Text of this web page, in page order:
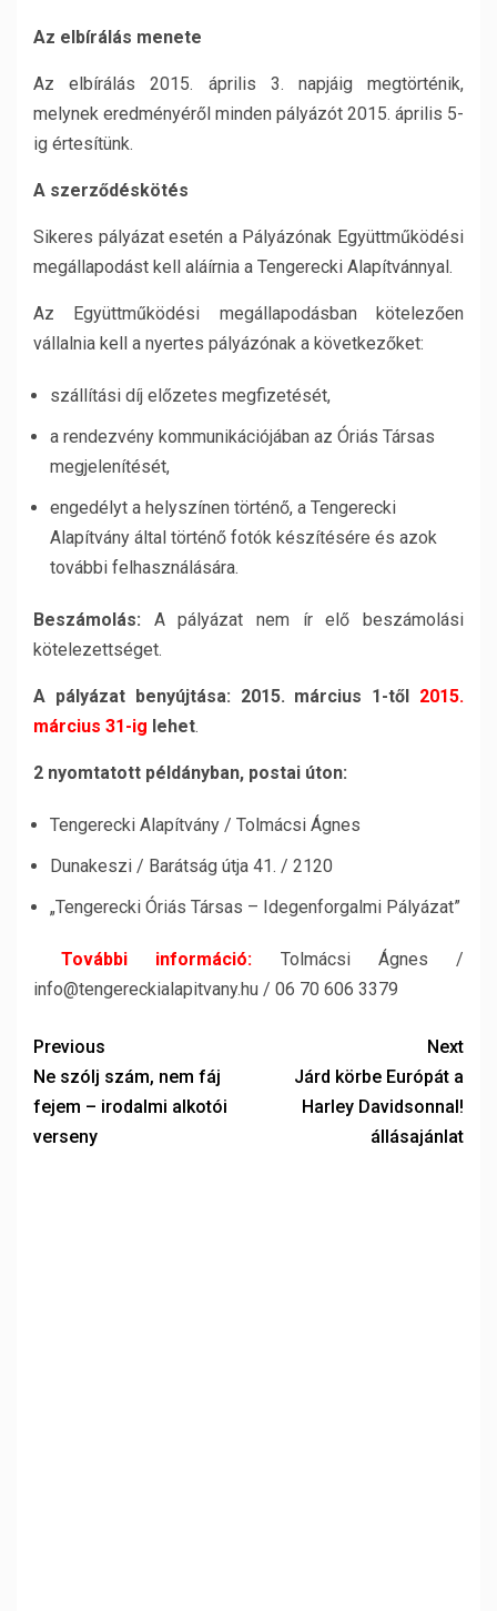
Az elbírálás menete
Az elbírálás 2015. április 3. napjáig megtörténik,
melynek eredményéről minden pályázót 2015. április 5-
ig értesítünk.
A szerződéskötés
Sikeres pályázat esetén a Pályázónak Együttműködési
megállapodást kell aláírnia a Tengerecki Alapítvánnyal.
Az Együttműködési megállapodásban kötelezően
vállalnia kell a nyertes pályázónak a következőket:
szállítási díj előzetes megfizetését,
a rendezvény kommunikációjában az Óriás Társas
megjelenítését,
engedélyt a helyszínen történő, a Tengerecki
Alapítvány által történő fotók készítésére és azok
további felhasználására.
Beszámolás: A pályázat nem ír elő beszámolási
kötelezettséget.
A pályázat benyújtása: 2015. március 1-től 2015.
március 31-ig lehet.
2 nyomtatott példányban, postai úton:
Tengerecki Alapítvány / Tolmácsi Ágnes
Dunakeszi / Barátság útja 41. / 2120
„Tengerecki Óriás Társas – Idegenforgalmi Pályázat”
További információ: Tolmácsi Ágnes /
info@tengereckialapitvany.hu / 06 70 606 3379
Previous
Ne szólj szám, nem fáj
fejem – irodalmi alkotói
verseny
Next
Járd körbe Európát a
Harley Davidsonnal!
állásajánlat